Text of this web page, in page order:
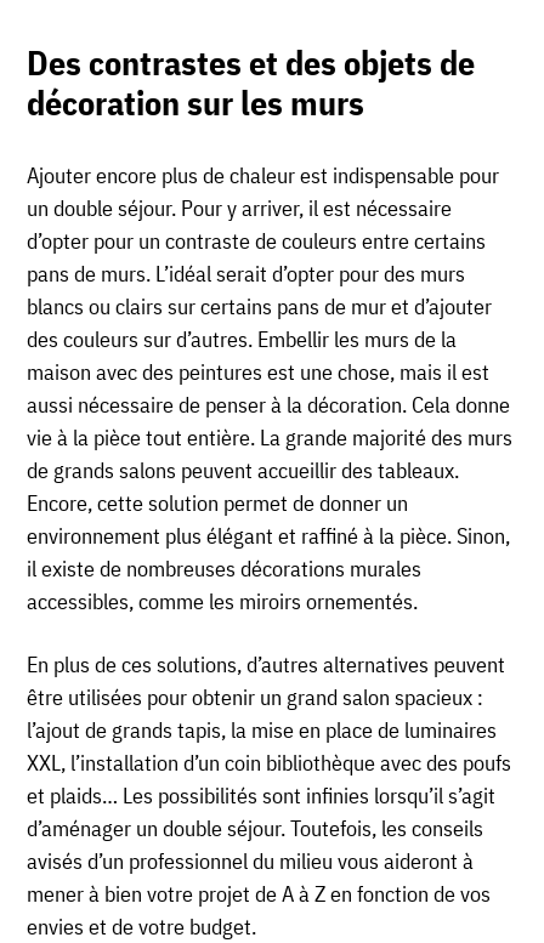
Des contrastes et des objets de
décoration sur les murs
Ajouter encore plus de chaleur est indispensable pour
un double séjour. Pour y arriver, il est nécessaire
d’opter pour un contraste de couleurs entre certains
pans de murs. L’idéal serait d’opter pour des murs
blancs ou clairs sur certains pans de mur et d’ajouter
des couleurs sur d’autres. Embellir les murs de la
maison avec des peintures est une chose, mais il est
aussi nécessaire de penser à la décoration. Cela donne
vie à la pièce tout entière. La grande majorité des murs
de grands salons peuvent accueillir des tableaux.
Encore, cette solution permet de donner un
environnement plus élégant et raffiné à la pièce. Sinon,
il existe de nombreuses décorations murales
accessibles, comme les miroirs ornementés.
En plus de ces solutions, d’autres alternatives peuvent
être utilisées pour obtenir un grand salon spacieux :
l’ajout de grands tapis, la mise en place de luminaires
XXL, l’installation d’un coin bibliothèque avec des poufs
et plaids… Les possibilités sont infinies lorsqu’il s’agit
d’aménager un double séjour. Toutefois, les conseils
avisés d’un professionnel du milieu vous aideront à
mener à bien votre projet de A à Z en fonction de vos
envies et de votre budget.